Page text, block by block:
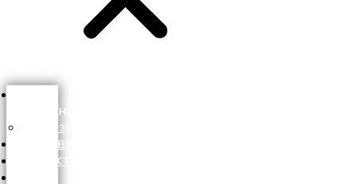
компании
Реквизиты
Доставка
Контакты